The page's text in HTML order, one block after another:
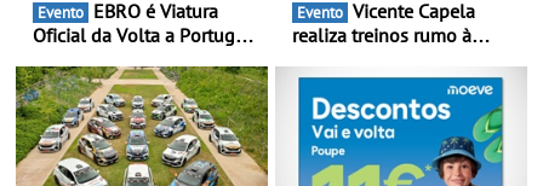
Evento
Oficial da Volta a Portugal
presença nacional ao lado
da mítica prova de ciclismo
e leva a sua gama SUV
multi-energia às estradas
de Portugal
Evento
realiza treinos rumo à
Portugal Karting e mira boa
estreia - O Campeonato
Portugal Karting 2026
decorre entre 1 de Março e
6 de Setembro